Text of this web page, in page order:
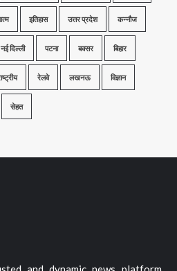
इतिहास उत्तर प्रदेश कन्नौज
नई दिल्ली पटना बक्सर बिहार
रेलवे लखनऊ विज्ञान
सेहत